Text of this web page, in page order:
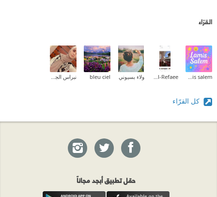
القرّاء
lamis salem
Fatma Al-Refaee ولاء بسيوني bleu ciel نبراس الجيلاني
كل القرّاء
حمّل تطبيق أبجد مجاناً